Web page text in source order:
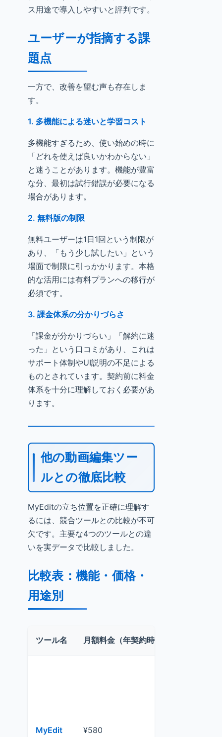
ス用途で導入しやすいと評判です。
ユーザーが指摘する課
題点
一方で、改善を望む声も存在しま
す。
1. 多機能による迷いと学習コスト
多機能すぎるため、使い始めの時に
「どれを使えば良いかわからない」
と迷うことがあります。機能が豊富
な分、最初は試行錯誤が必要になる
場合があります。
2. 無料版の制限
無料ユーザーは1日1回という制限が
あり、「もう少し試したい」という
場面で制限に引っかかります。本格
的な活用には有料プランへの移行が
必須です。
3. 課金体系の分かりづらさ
「課金が分かりづらい」「解約に迷
った」という口コミがあり、これは
サポート体制やUI説明の不足による
ものとされています。契約前に料金
体系を十分に理解しておく必要があ
ります。
他の動画編集ツー
ルとの徹底比較
MyEditの立ち位置を正確に理解す
るには、競合ツールとの比較が不可
欠です。主要な4つのツールとの違
いを実データで比較しました。
比較表：機能・価格・
用途別
ツール名 月額料金（年契約時）
MyEdit ¥580